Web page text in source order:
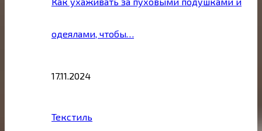
одеялами, чтобы…
17.11.2024
Текстиль